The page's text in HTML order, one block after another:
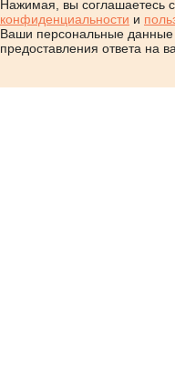
Нажимая, вы соглашаетесь
конфиденциальности и
Ваши персональные
предоставления ответа на